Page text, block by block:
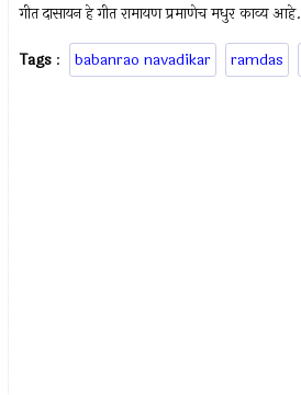
गीत दासायन हे गीत रामायण प्रमाणेच मधुर काव्य आहे.
Tags : babanrao navadikar ramdas